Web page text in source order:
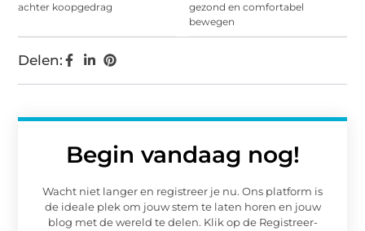
achter koopgedrag
gezond en comfortabel
bewegen
Begin vandaag nog!
Wacht niet langer en registreer je nu. Ons platform is
de ideale plek om jouw stem te laten horen en jouw
blog met de wereld te delen. Klik op de Registreer-
Delen: